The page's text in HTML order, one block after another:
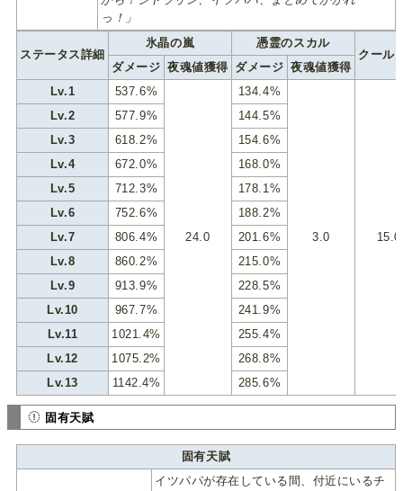
っ！」
ステータス詳細
氷晶の嵐
憑霊のスカル
クール
ダメージ 夜魂値獲得 ダメージ 夜魂値獲得
Lv.1
537.6%
24.0
134.4%
3.0
Lv.2 577.9%
144.5%
Lv.3
618.2%
154.6%
Lv.4
672.0%
168.0%
Lv.5
712.3%
178.1%
Lv.6
752.6%
188.2%
Lv.7
806.4%
201.6%
Lv.8
860.2%
215.0%
Lv.9
913.9%
228.5%
Lv.10
967.7%
241.9%
Lv.11
1021.4%
255.4%
Lv.12
1075.2%
268.8%
Lv.13
1142.4% 285.6%
固有天賦
固有天賦
イツパパが存在している間、付近にいるチ